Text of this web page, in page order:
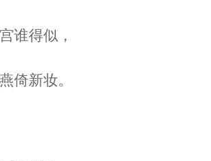
得似，
新妆。